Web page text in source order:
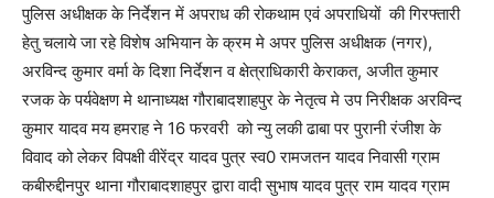
पुलिस अधीक्षक के निर्देशन में अपराध की रोकथाम एवं अपराधियों की गिरफ्तारी
हेतु चलाये जा रहे विशेष अभियान के क्रम मे अपर पुलिस अधीक्षक (नगर),
अरविन्द कुमार वर्मा के दिशा निर्देशन व क्षेत्राधिकारी केराकत, अजीत कुमार
रजक के पर्यवेक्षण मे थानाध्यक्ष गौराबादशाहपुर के नेतृत्व मे उप निरीक्षक अरविन्द
कुमार यादव मय हमराह ने 16 फरवरी को न्यु लकी ढाबा पर पुरानी रंजीश के
विवाद को लेकर विपक्षी वीरेंद्र यादव पुत्र स्व0 रामजतन यादव निवासी ग्राम
कबीरुद्दीनपुर थाना गौराबादशाहपुर द्वारा वादी सुभाष यादव पुत्र राम यादव ग्राम